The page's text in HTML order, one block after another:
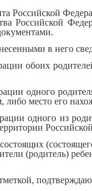
Российской
Российской
в него
обоих
одного
либо место его
одного из
(родитель)